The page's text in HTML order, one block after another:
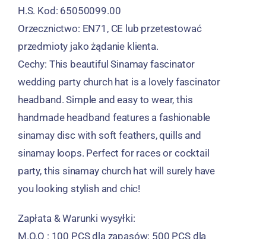
H.S. Kod: 65050099.00
Orzecznictwo: EN71, CE lub przetestować
przedmioty jako żądanie klienta.
Cechy: This beautiful Sinamay fascinator
wedding party church hat is a lovely fascinator
headband .Simple and easy to wear,this
handmade headband features a fashionable
sinamay disc with soft feathers,quills and
sinamay loops. Perfect for races or cocktail
party, this sinamay church hat will surely have
you looking stylish and chic!
Zapłata & Warunki wysyłki:
M.O.Q : 100 PCS dla zapasów; 500 PCS dla